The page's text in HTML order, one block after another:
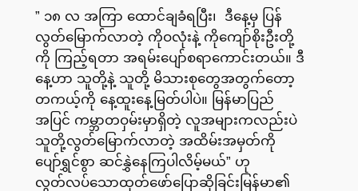
” ၁၈ လ အကြာ ထောင်ချခံရပြီး၊ ဒီနေ့မှ ပြန်
လွတ်မြောက်လာတဲ့ ကိုဝလုံးနဲ့ ကိုကျော်စိုးဦးတို့
ကို ကြည့်ရတာ အရမ်းပျော်စရာကောင်းတယ်။ ဒီ
နေ့ဟာ သူတို့နဲ့ သူတို့ မိသားစုတွေအတွက်တော့
တကယ့်ကို နေ့ထူးနေ့မြတ်ပါပဲ။ မြန်မာပြည်
အပြင် ကမ္ဘာတဝှမ်းမှာရှိတဲ့ လူအများကလည်းပဲ
သူတို့လွတ်မြောက်လာတဲ့ အထိမ်းအမှတ်ကို
ပျော်ရွှင်စွာ ဆင်နွှဲနေကြပါလိမ့်မယ်” ဟု
လွတ်လပ်သောထုတ်ဖော်ပြောဆိုခြင်းမြန်မာ၏